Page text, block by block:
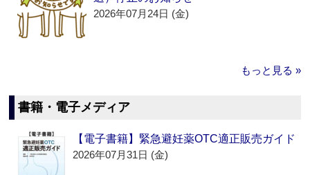
2026年07月24日 (金)
もっと見る »
書籍・電子メディア
【電子書籍】緊急避妊薬OTC適正販売ガイド
2026年07月31日 (金)